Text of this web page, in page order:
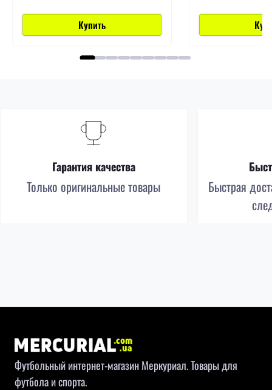
Купить
Гарантия качества
Только оригинальные товары
Быстрая
Футбольный интернет-магазин Меркуриал. Товары для
футбола и спорта.